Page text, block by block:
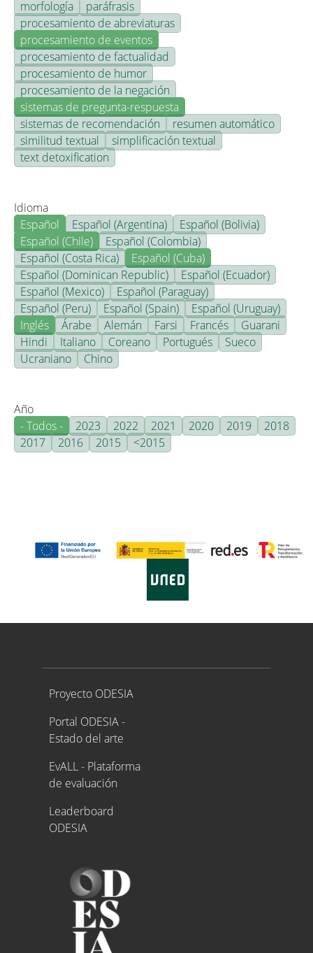
morfología
paráfrasis
procesamiento de abreviaturas
procesamiento de eventos
procesamiento de factualidad
procesamiento de humor
procesamiento de la negación
sistemas de pregunta-respuesta
sistemas de recomendación
resumen automático
similitud textual
simplificación textual
text detoxification
Idioma
Español
Español (Argentina)
Español (Bolivia)
Español (Chile)
Español (Colombia)
Español (Costa Rica)
Español (Cuba)
Español (Dominican Republic)
Español (Ecuador)
Español (Mexico)
Español (Paraguay)
Español (Peru)
Español (Spain)
Español (Uruguay)
Inglés
Árabe Alemán Farsi Francés
Guarani
Hindi
Italiano Coreano Portugués
Sueco
Ucraniano
Chino
Año
- Todos -
2023 2022 2021 2020 2019
2018
2017
2016 2015 <2015
Proyecto ODESIA
Proyecto ODESIA
Portal ODESIA -
Estado del arte
EvALL - Plataforma
de evaluación
Leaderboard
ODESIA